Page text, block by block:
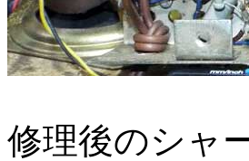
修理後のシャ